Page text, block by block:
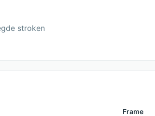
stroken
Frame